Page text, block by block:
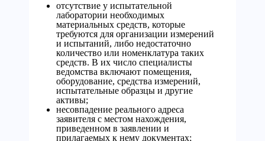
отсутствие у испытательной
лаборатории необходимых
материальных средств, которые
требуются для организации измерений
и испытаний, либо недостаточно
количество или номенклатура таких
средств. В их число специалисты
ведомства включают помещения,
оборудование, средства измерений,
испытательные образцы и другие
активы;
несовпадение реального адреса
заявителя с местом нахождения,
приведенном в заявлении и
прилагаемых к нему документах;